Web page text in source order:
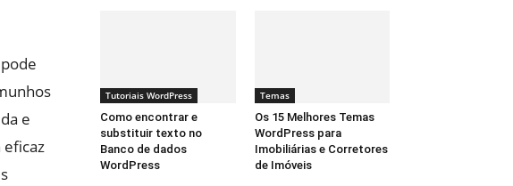
e
Tutoriais WordPress
Como encontrar e
substituir texto no
Banco de dados
WordPress
Temas
Os 15 Melhores Temas
WordPress para
Imobiliárias e Corretores
de Imóveis